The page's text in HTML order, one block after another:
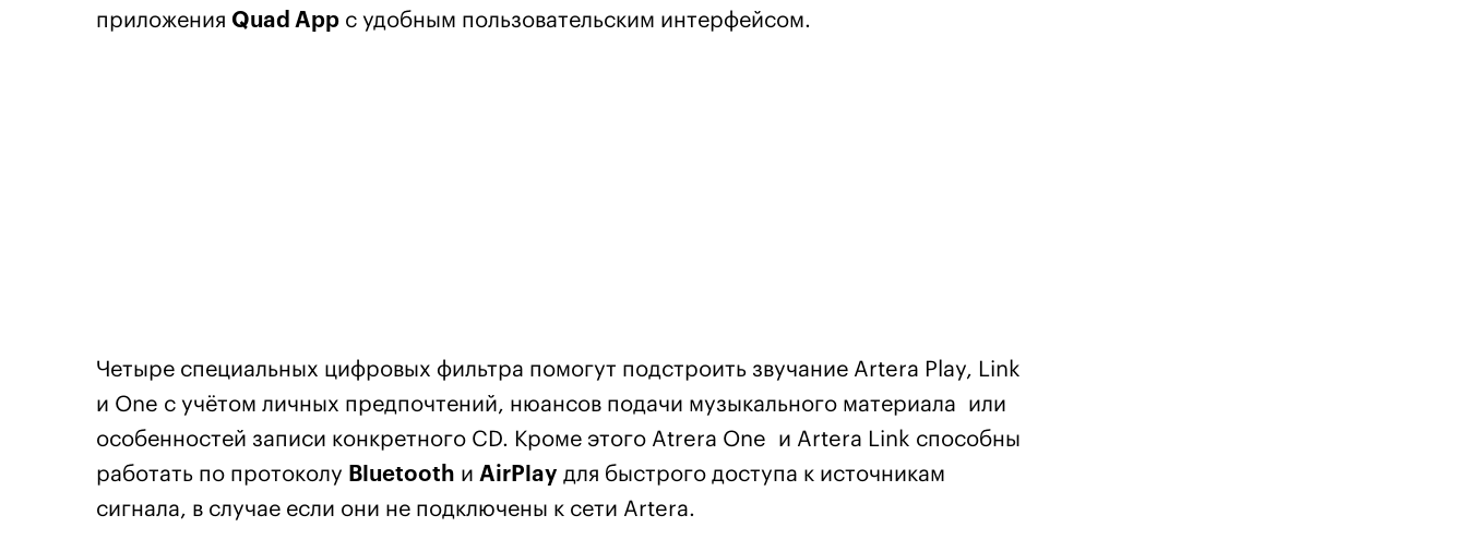
приложения Quad App с удобным пользовательским интерфейсом.
Четыре специальных цифровых фильтра помогут подстроить звучание Artera Play, Link
и One с учётом личных предпочтений, нюансов подачи музыкального материала или
особенностей записи конкретного CD. Кроме этого Atrera One и Artera Link способны
работать по протоколу Bluetooth и AirPlay для быстрого доступа к источникам
сигнала, в случае если они не подключены к сети Artera.